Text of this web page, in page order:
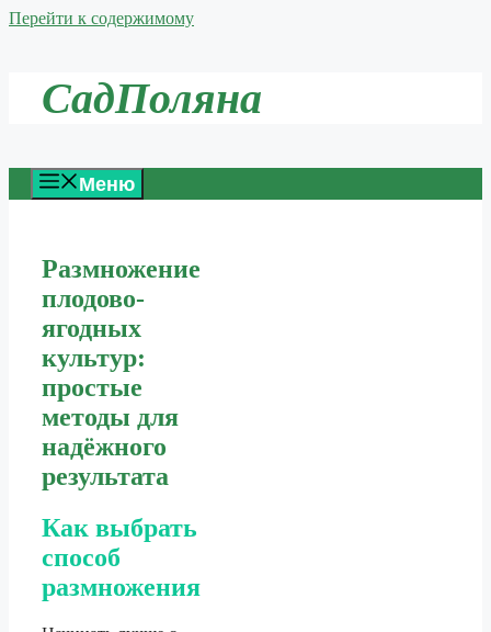
Перейти к содержимому
СадПоляна
Меню
Размножение
плодово-
ягодных
культур:
простые
методы для
надёжного
результата
Как выбрать
способ
размножения